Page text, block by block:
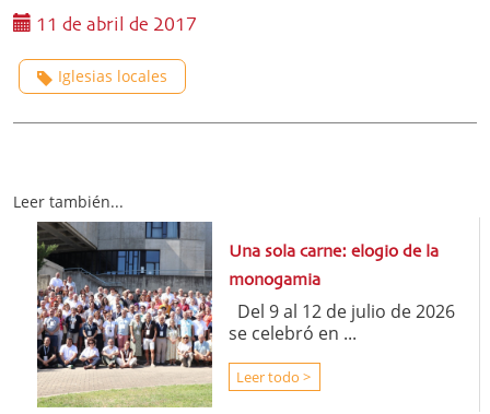
11 de abril de 2017
Iglesias locales
Leer también...
Una sola carne: elogio de la
monogamia
Del 9 al 12 de julio de 2026
se celebró en ...
Leer todo >